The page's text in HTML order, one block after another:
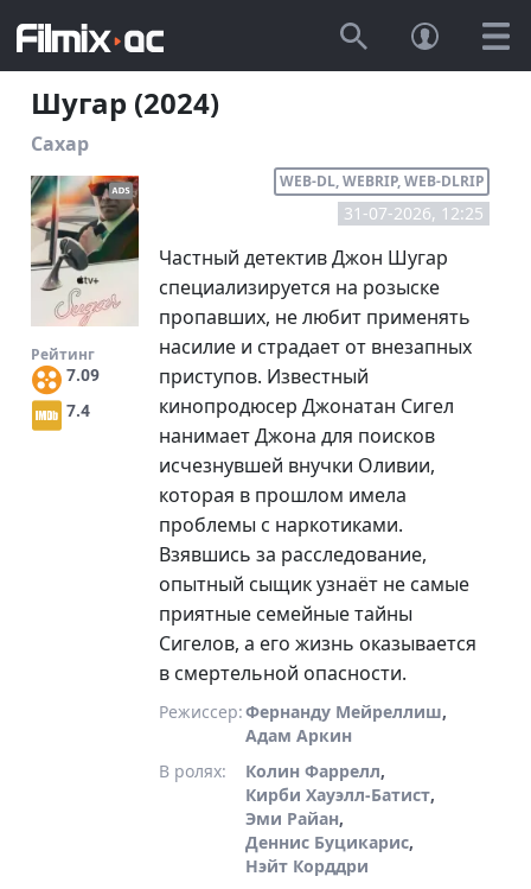
Шугар (2024)
Сахар
Рейтинг
7.09
7.4
WEB-DL, WEBRIP, WEB-DLRIP
31-07-2026, 12:25
Частный детектив Джон Шугар
специализируется на розыске
пропавших, не любит применять
насилие и страдает от внезапных
приступов. Известный
кинопродюсер Джонатан Сигел
нанимает Джона для поисков
исчезнувшей внучки Оливии,
которая в прошлом имела
проблемы с наркотиками.
Взявшись за расследование,
опытный сыщик узнаёт не самые
приятные семейные тайны
Сигелов, а его жизнь оказывается
в смертельной опасности.
Режиссер:Фернанду Мейреллиш,
Адам Аркин
В ролях:
Колин Фаррелл,
Кирби Хауэлл-Батист,
Эми Райан,
Деннис Буцикарис,
Нэйт Корддри